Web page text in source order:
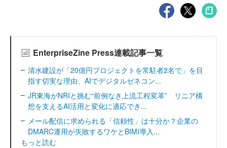
EnterpriseZine Press連載記事一覧
清水建設が「20億円プロジェクトを常駐者2名で」を目
指す切実な理由、AIでデジタルゼネコン...
JR東海がNRIと挑む“前例なき上流工程変革” リニア構
想を支えるAI活用と変化に適応でき...
メール配信に求められる「信頼性」は十分か？企業の
DMARC運用が失敗するワケとBIMI導入...
もっと読む